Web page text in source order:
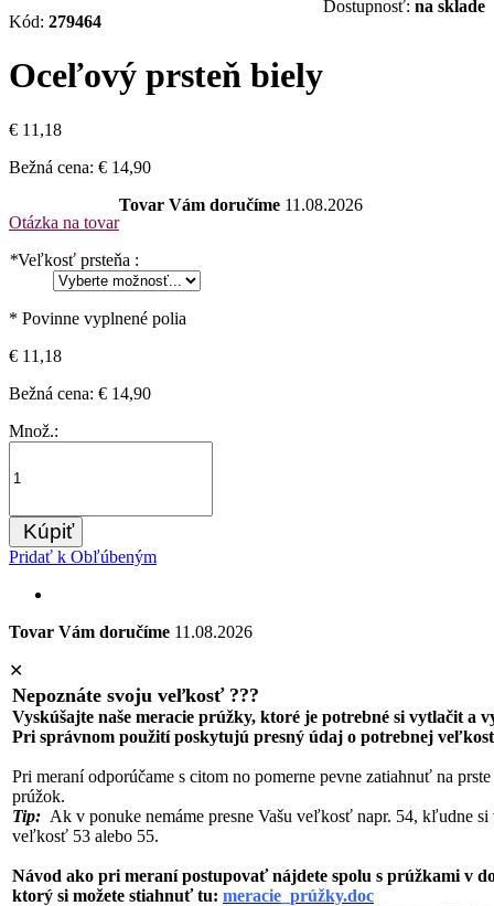
Kód: 279464
Dostupnosť: na sklade
Oceľový prsteň biely
€ 11,18
Bežná cena: € 14,90
Otázka na tovar
Tovar Vám doručíme 11.08.2026
*Veľkosť prsteňa :
* Povinne vyplnené polia
€ 11,18
Bežná cena: € 14,90
Množ.:
Kúpiť
Pridať k Obľúbeným
Tovar Vám doručíme 11.08.2026
✕
Nepoznáte svoju veľkosť ???
Vyskúšajte naše meracie prúžky, ktoré je potrebné si vytlačit a
Pri správnom použití poskytujú presný údaj o potrebnej
Pri meraní odporúčame s citom no pomerne pevne zatiahnuť na
prúžok.
Tip: Ak v ponuke nemáme presne Vašu veľkosť napr. 54, kľudne si
veľkosť 53 alebo 55.
Návod ako pri meraní postupovať nájdete spolu s prúžkami v
ktorý si možete stiahnuť tu: meracie_prúžky.doc